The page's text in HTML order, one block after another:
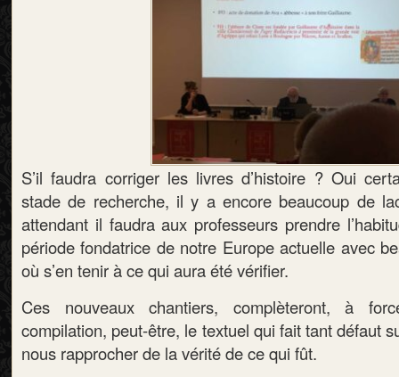
S’il faudra corriger les livres d’histoire ? Oui
stade de recherche, il y a encore beaucoup de
attendant il faudra aux professeurs prendre
période fondatrice de notre Europe actuelle avec
où s’en tenir à ce qui aura été vérifier.
Ces nouveaux chantiers, complèteront, à
compilation, peut-être, le textuel qui fait tant défaut
nous rapprocher de la vérité de ce qui fût.